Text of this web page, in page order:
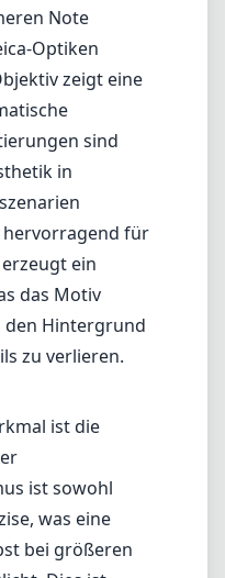
das Motiv
Hintergrund
zu verlieren.
ist die
ist sowohl
was eine
bei größeren
Dies ist
scharfstellen
dass die
obwohl sie
Licht wie andere,